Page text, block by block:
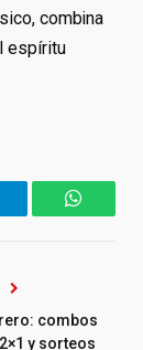
combina
espíritu
combos
y sorteos